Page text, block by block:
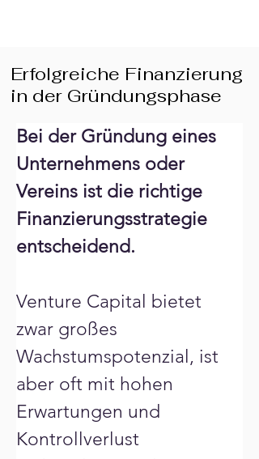
Erfolgreiche Finanzierung
in der Gründungsphase
Bei der Gründung eines
Unternehmens oder
Vereins ist die richtige
Finanzierungsstrategie
entscheidend.
Venture Capital bietet
zwar großes
Wachstumspotenzial, ist
aber oft mit hohen
Erwartungen und
Kontrollverlust